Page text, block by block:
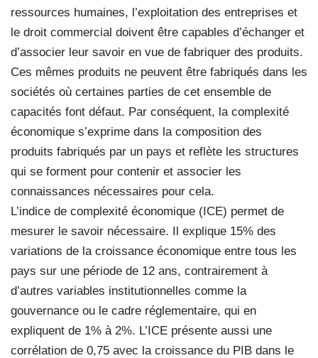
ressources humaines, l’exploitation des entreprises et
le droit commercial doivent être capables d’échanger et
d’associer leur savoir en vue de fabriquer des produits.
Ces mêmes produits ne peuvent être fabriqués dans les
sociétés où certaines parties de cet ensemble de
capacités font défaut. Par conséquent, la complexité
économique s’exprime dans la composition des
produits fabriqués par un pays et reflète les structures
qui se forment pour contenir et associer les
connaissances nécessaires pour cela.
L’indice de complexité économique (ICE) permet de
mesurer le savoir nécessaire. Il explique 15% des
variations de la croissance économique entre tous les
pays sur une période de 12 ans, contrairement à
d’autres variables institutionnelles comme la
gouvernance ou le cadre réglementaire, qui en
expliquent de 1% à 2%. L’ICE présente aussi une
corrélation de 0,75 avec la croissance du PIB dans le